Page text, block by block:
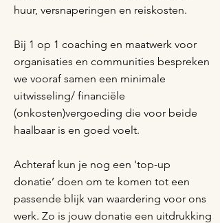
huur, versnaperingen en reiskosten.
Bij 1 op 1 coaching en maatwerk voor
organisaties en communities bespreken
we vooraf samen een minimale
uitwisseling/ financiële
(onkosten)vergoeding die voor beide
haalbaar is en goed voelt.
Achteraf kun je nog een 'top-up
donatie’ doen om te komen tot een
passende blijk van waardering voor ons
werk. Zo is jouw donatie een uitdrukking